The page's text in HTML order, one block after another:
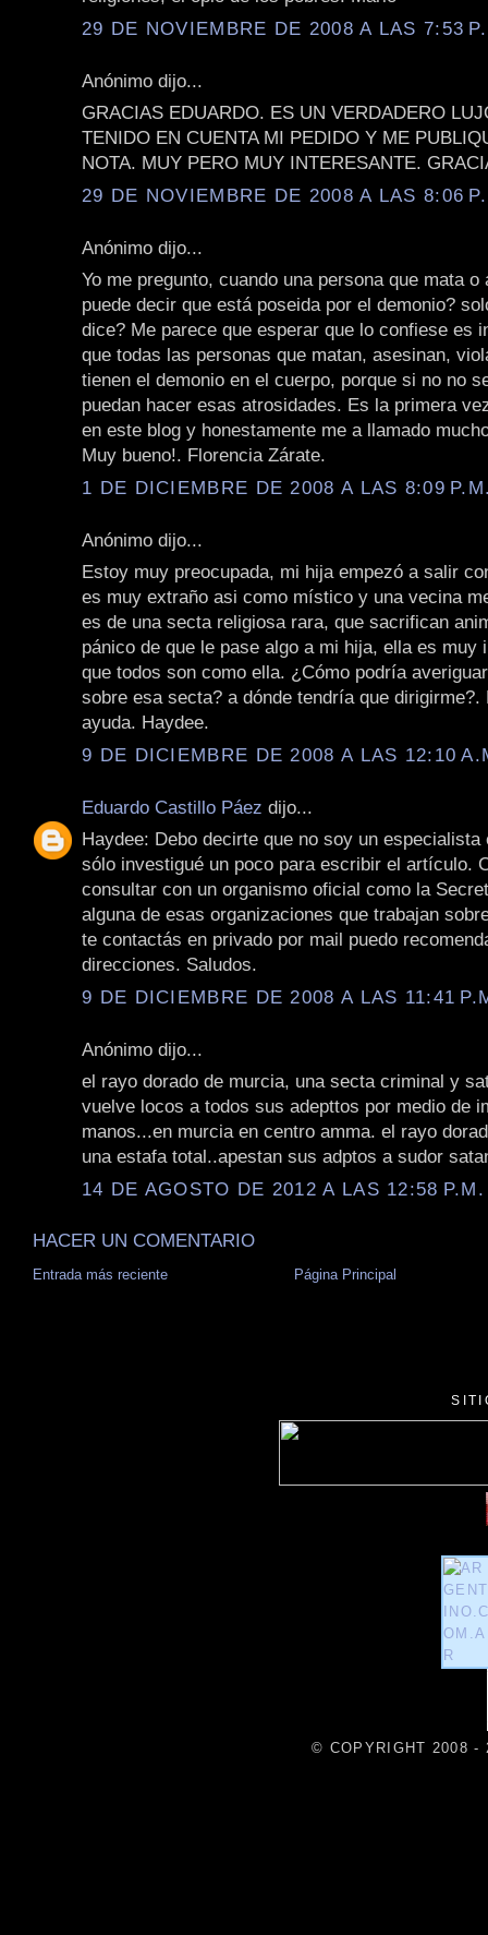
29 DE NOVIEMBRE DE 2008 A LAS 7:53
Anónimo dijo...
GRACIAS EDUARDO. ES UN VERDADERO
TENIDO EN CUENTA MI PEDIDO Y ME
NOTA. MUY PERO MUY INTERESANTE.
29 DE NOVIEMBRE DE 2008 A LAS 8:06
Anónimo dijo...
Yo me pregunto, cuando una persona que mata o
puede decir que está poseida por el demonio?
dice? Me parece que esperar que lo confiese es
que todas las personas que matan, asesinan,
tienen el demonio en el cuerpo, porque si no no
puedan hacer esas atrosidades. Es la primera
en este blog y honestamente me a llamado
Muy bueno!. Florencia Zárate.
1 DE DICIEMBRE DE 2008 A LAS 8:09
Anónimo dijo...
Estoy muy preocupada, mi hija empezó a salir
es muy extraño asi como místico y una vecina
es de una secta religiosa rara, que sacrifican
pánico de que le pase algo a mi hija, ella es muy
que todos son como ella. ¿Cómo podría
sobre esa secta? a dónde tendría que dirigirme?.
ayuda. Haydee.
9 DE DICIEMBRE DE 2008 A LAS 12:10
Eduardo Castillo Páez dijo...
Haydee: Debo decirte que no soy un
sólo investigué un poco para escribir el artículo.
consultar con un organismo oficial como la
alguna de esas organizaciones que trabajan
te contactás en privado por mail puedo
direcciones. Saludos.
9 DE DICIEMBRE DE 2008 A LAS 11:41
Anónimo dijo...
el rayo dorado de murcia, una secta criminal y
vuelve locos a todos sus adepttos por medio de
manos...en murcia en centro amma. el rayo
una estafa total..apestan sus adptos a sudor
14 DE AGOSTO DE 2012 A LAS 12:58 P.M.
HACER UN COMENTARIO
Entrada más reciente Página Principal
© COPYRIGHT 2008